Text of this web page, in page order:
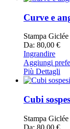
Curve e
Stampa Giclée
Da: 80,00 €
Ingrandire
Aggiungi
Più Dettagli
Cubi
Stampa Giclée
Da: 80,00 €